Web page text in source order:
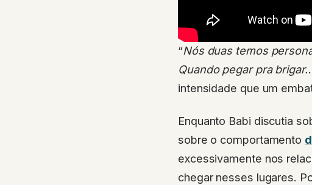
“Nós duas temos
Quando pegar pra
intensidade que um
Enquanto Babi discutia
sobre o comportamento
excessivamente nos
chegar nesses lugares.